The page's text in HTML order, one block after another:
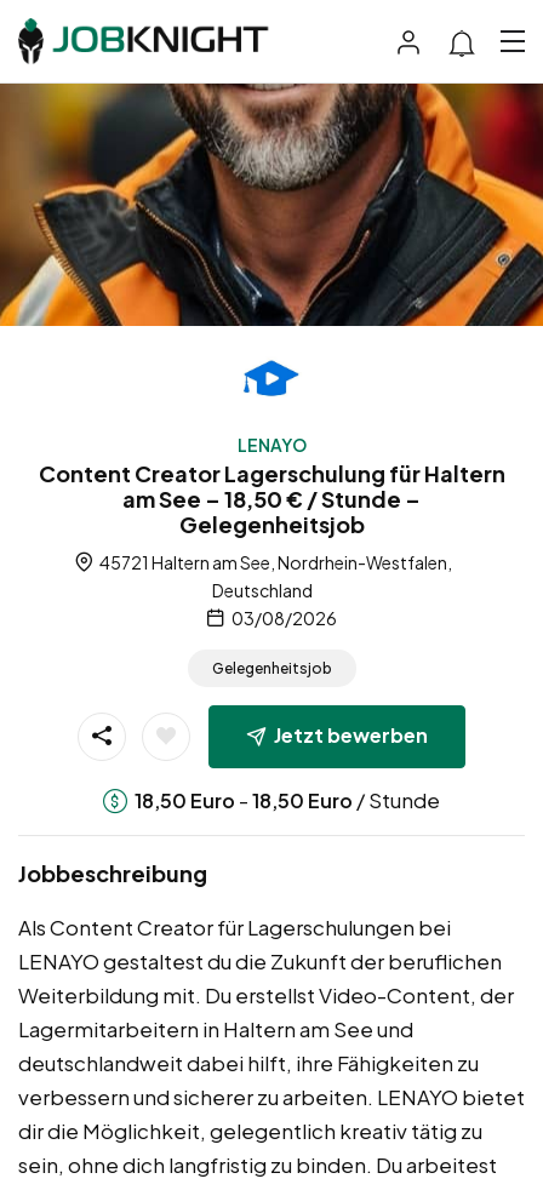
LENAYO
Content Creator Lagerschulung für Haltern
am See – 18,50 € / Stunde –
Gelegenheitsjob
45721 Haltern am See, Nordrhein-Westfalen,
Deutschland
03/08/2026
Gelegenheitsjob
Jetzt bewerben
18,50 Euro -18,50 Euro / Stunde
Jobbeschreibung
Als Content Creator für Lagerschulungen bei
LENAYO gestaltest du die Zukunft der beruflichen
Weiterbildung mit. Du erstellst Video-Content, der
Lagermitarbeitern in Haltern am See und
deutschlandweit dabei hilft, ihre Fähigkeiten zu
verbessern und sicherer zu arbeiten. LENAYO bietet
dir die Möglichkeit, gelegentlich kreativ tätig zu
sein, ohne dich langfristig zu binden. Du arbeitest